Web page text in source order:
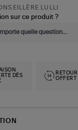
LULLI
sur ce produit ?
DÈS
RETOUR
OFFERT